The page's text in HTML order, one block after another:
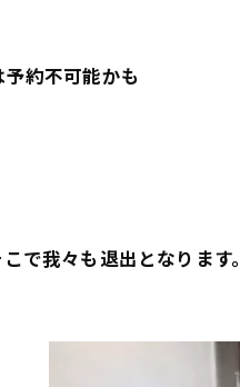
約不可能かも
で我々も退出となります。